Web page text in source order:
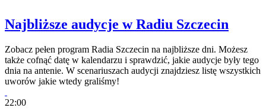
Najbliższe audycje w Radiu Szczecin
Zobacz pełen program Radia Szczecin na najbliższe dni. Możesz
także cofnąć datę w kalendarzu i sprawdzić, jakie audycje były tego
dnia na antenie. W scenariuszach audycji znajdziesz listę wszystkich
uworów jakie wtedy graliśmy!
22:00